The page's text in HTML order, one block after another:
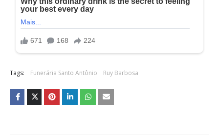
Tags: Funerária Santo Antônio Ruy Barbosa